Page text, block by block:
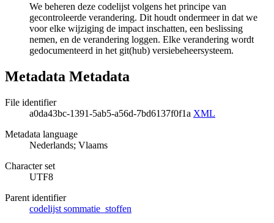
We beheren deze codelijst volgens het principe van
gecontroleerde verandering. Dit houdt ondermeer in dat we
voor elke wijziging de impact inschatten, een beslissing
nemen, en de verandering loggen. Elke verandering wordt
gedocumenteerd in het git(hub) versiebeheersysteem.
Metadata Metadata
File identifier
a0da43bc-1391-5ab5-a56d-7bd6137f0f1a XML
Metadata language
Nederlands; Vlaams
Character set
UTF8
Parent identifier
codelijst sommatie_stoffen